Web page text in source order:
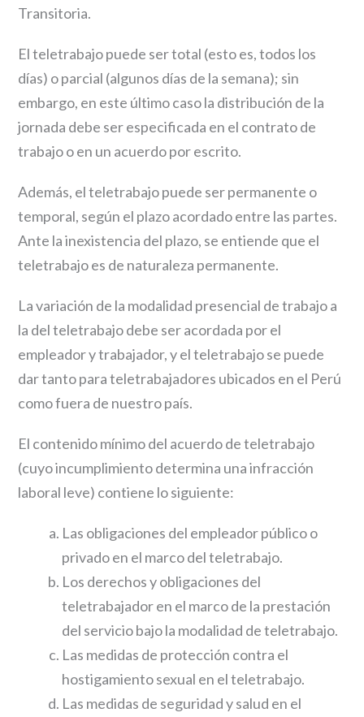
Transitoria.
El teletrabajo puede ser total (esto es, todos los
días) o parcial (algunos días de la semana); sin
embargo, en este último caso la distribución de la
jornada debe ser especificada en el contrato de
trabajo o en un acuerdo por escrito.
Además, el teletrabajo puede ser permanente o
temporal, según el plazo acordado entre las partes.
Ante la inexistencia del plazo, se entiende que el
teletrabajo es de naturaleza permanente.
La variación de la modalidad presencial de trabajo a
la del teletrabajo debe ser acordada por el
empleador y trabajador, y el teletrabajo se puede
dar tanto para teletrabajadores ubicados en el Perú
como fuera de nuestro país.
El contenido mínimo del acuerdo de teletrabajo
(cuyo incumplimiento determina una infracción
laboral leve) contiene lo siguiente:
Las obligaciones del empleador público o
privado en el marco del teletrabajo.
Los derechos y obligaciones del
teletrabajador en el marco de la prestación
del servicio bajo la modalidad de teletrabajo.
Las medidas de protección contra el
hostigamiento sexual en el teletrabajo.
Las medidas de seguridad y salud en el